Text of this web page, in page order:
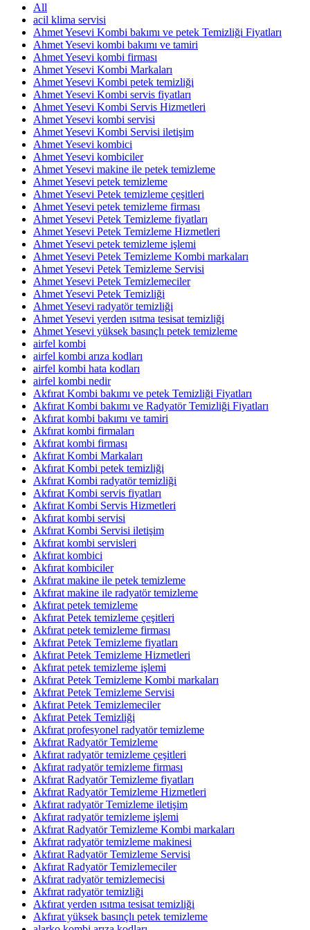
All
acil klima servisi
Ahmet Yesevi Kombi bakımı ve petek Temizliği Fiyatları
Ahmet Yesevi kombi bakımı ve tamiri
Ahmet Yesevi kombi firması
Ahmet Yesevi Kombi Markaları
Ahmet Yesevi Kombi petek temizliği
Ahmet Yesevi Kombi servis fiyatları
Ahmet Yesevi Kombi Servis Hizmetleri
Ahmet Yesevi kombi servisi
Ahmet Yesevi Kombi Servisi iletişim
Ahmet Yesevi kombici
Ahmet Yesevi kombiciler
Ahmet Yesevi makine ile petek temizleme
Ahmet Yesevi petek temizleme
Ahmet Yesevi Petek temizleme çeşitleri
Ahmet Yesevi petek temizleme firması
Ahmet Yesevi Petek Temizleme fiyatları
Ahmet Yesevi Petek Temizleme Hizmetleri
Ahmet Yesevi petek temizleme işlemi
Ahmet Yesevi Petek Temizleme Kombi markaları
Ahmet Yesevi Petek Temizleme Servisi
Ahmet Yesevi Petek Temizlemeciler
Ahmet Yesevi Petek Temizliği
Ahmet Yesevi radyatör temizliği
Ahmet Yesevi yerden ısıtma tesisat temizliği
Ahmet Yesevi yüksek basınçlı petek temizleme
airfel kombi
airfel kombi arıza kodları
airfel kombi hata kodları
airfel kombi nedir
Akfırat Kombi bakımı ve petek Temizliği Fiyatları
Akfırat Kombi bakımı ve Radyatör Temizliği Fiyatları
Akfırat kombi bakımı ve tamiri
Akfırat kombi firmaları
Akfırat kombi firması
Akfırat Kombi Markaları
Akfırat Kombi petek temizliği
Akfırat Kombi radyatör temizliği
Akfırat Kombi servis fiyatları
Akfırat Kombi Servis Hizmetleri
Akfırat kombi servisi
Akfırat Kombi Servisi iletişim
Akfırat kombi servisleri
Akfırat kombici
Akfırat kombiciler
Akfırat makine ile petek temizleme
Akfırat makine ile radyatör temizleme
Akfırat petek temizleme
Akfırat Petek temizleme çeşitleri
Akfırat petek temizleme firması
Akfırat Petek Temizleme fiyatları
Akfırat Petek Temizleme Hizmetleri
Akfırat petek temizleme işlemi
Akfırat Petek Temizleme Kombi markaları
Akfırat Petek Temizleme Servisi
Akfırat Petek Temizlemeciler
Akfırat Petek Temizliği
Akfırat profesyonel radyatör temizleme
Akfırat Radyatör Temizleme
Akfırat radyatör temizleme çeşitleri
Akfırat radyatör temizleme firması
Akfırat Radyatör Temizleme fiyatları
Akfırat Radyatör Temizleme Hizmetleri
Akfırat radyatör Temizleme iletişim
Akfırat radyatör temizleme işlemi
Akfırat Radyatör Temizleme Kombi markaları
Akfırat radyatör temizleme makinesi
Akfırat Radyatör Temizleme Servisi
Akfırat Radyatör Temizlemeciler
Akfırat radyatör temizlemecisi
Akfırat radyatör temizliği
Akfırat yerden ısıtma tesisat temizliği
Akfırat yüksek basınçlı petek temizleme